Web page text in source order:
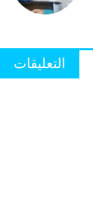
التعليقات